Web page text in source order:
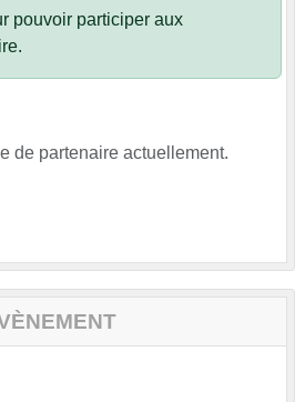
pouvoir participer aux
de partenaire actuellement.